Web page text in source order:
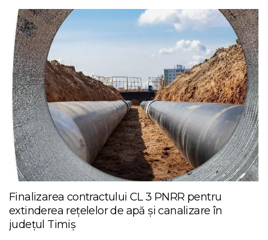
Finalizarea contractului CL 3 PNRR pentru
extinderea rețelelor de apă și canalizare în
județul Timiș